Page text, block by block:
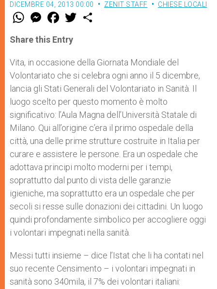
DICEMBRE 04, 2013 00:00 ZENIT STAFF CHIESE LOCALI
W
t
s
p
p
M
e
s
e
g
e
r
F
a
e
b
o
k
w
r
Share this Entry
Vita, in occasione della Giornata Mondiale del
Volontariato che si celebra ogni anno il 5 dicembre,
lancia gli Stati Generali del Volontariato in Sanità. Il
luogo scelto per questo momento è molto
significativo: l’Aula Magna dell’Università Statale di
Milano. Qui all’origine c’era il primo ospedale della
città, una delle prime strutture costruite in Italia per
curare e assistere le persone. Era un ospedale che
adottava principi molto moderni per i tempi,
soprattutto dal punto di vista delle garanzie
igieniche, ma soprattutto era un ospedale che per
secoli si resse sulle donazioni dei cittadini. Un luogo
quindi profondamente simbolico per accogliere oggi
i volontari impegnati nella sanità.
Messi tutti insieme – dice l’Istat che li ha contati nel
suo recente Censimento – i volontari impegnati in
sanità sono 340mila, il 7% dei volontari italiani: